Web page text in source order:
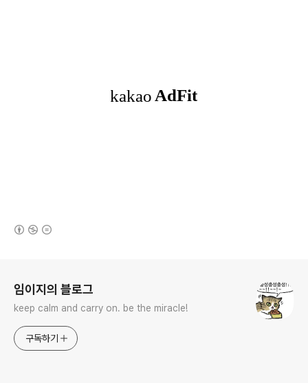
임이지의 블로그
keep calm and carry on. be the miracle!
구독하기